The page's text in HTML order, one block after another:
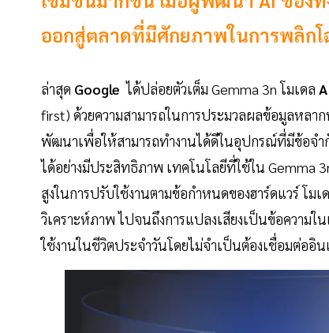
ออกสู่ตลาดที่มีศักยภาพในการพลิก
ล่าสุด Google ได้ปล่อยตัวเต็ม Gemma 3n โมเดล
first) ด้วยความสามารถในการประมวลผลข้อมูลหลา
พัฒนาเพื่อให้สามารถทำงานได้ดีในอุปกรณ์ที่มีข้อจำกั
ได้อย่างมีประสิทธิภาพ เทคโนโลยีที่ใช้ใน Gemma
สูงในการปรับใช้งานตามข้อกำหนดของฮาร์ดแวร์ โ
วิเคราะห์ภาพ ไปจนถึงการแปลงเสียงเป็นข้อความ
ใช้งานในชีวิตประจำวันโดยไม่จำเป็นต้องเชื่อมต่ออิน